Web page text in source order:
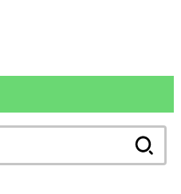
索: